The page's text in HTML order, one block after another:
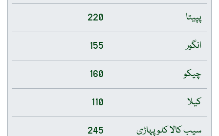
پپیتا
220
انگور
155
چیکو
160
کیلا
110
سیب کالا کلو پہاڑی
245